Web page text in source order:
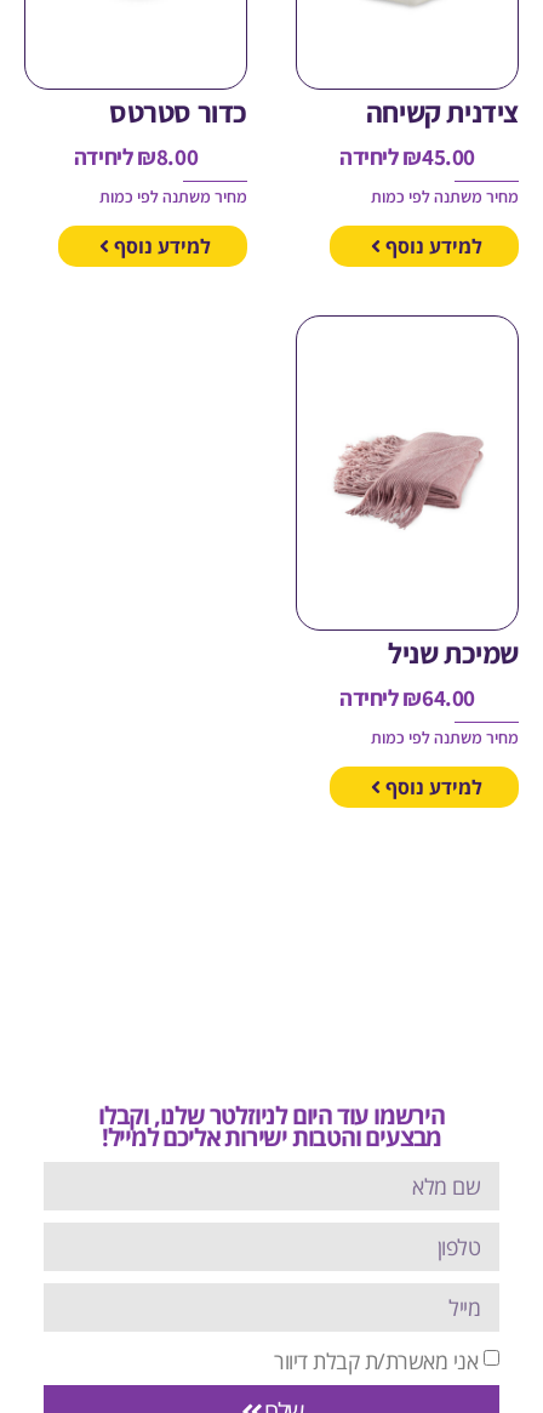
קשיחה
₪ליחידה
לפי כמות
נוסף
כדור סטרטס
ליחידה
מחיר משתנה לפי כמות
למידע נוסף
שניל
₪ליחידה
לפי כמות
נוסף
הירשמו עוד היום לניוזלטר שלנו, וקבלו
מבצעים והטבות ישירות אליכם למייל!
אני מאשרת/ת קבלת דיוור